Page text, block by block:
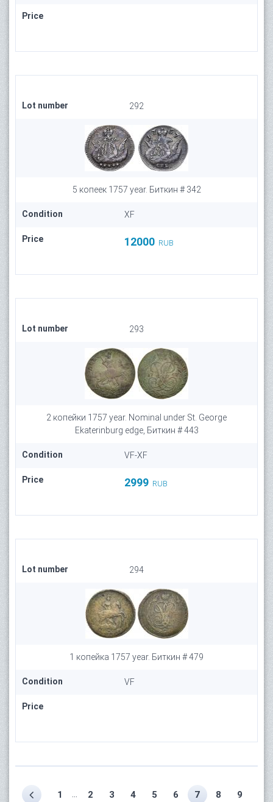
Price
Lot number 292
5 копеек 1757 year. Биткин # 342
Condition XF
Price 12000 RUB
Lot number 293
2 копейки 1757 year. Nominal under St. George
Ekaterinburg edge, Биткин # 443
Condition VF-XF
Price 2999 RUB
Lot number 294
1 копейка 1757 year. Биткин # 479
Condition VF
Price
1 2 3 4 5 6 7 8 9